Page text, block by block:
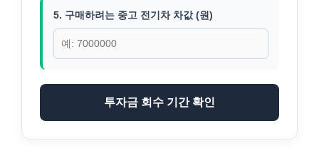
5. 구매하려는 중고 전기차 차값 (원)
투자금 회수 기간 확인